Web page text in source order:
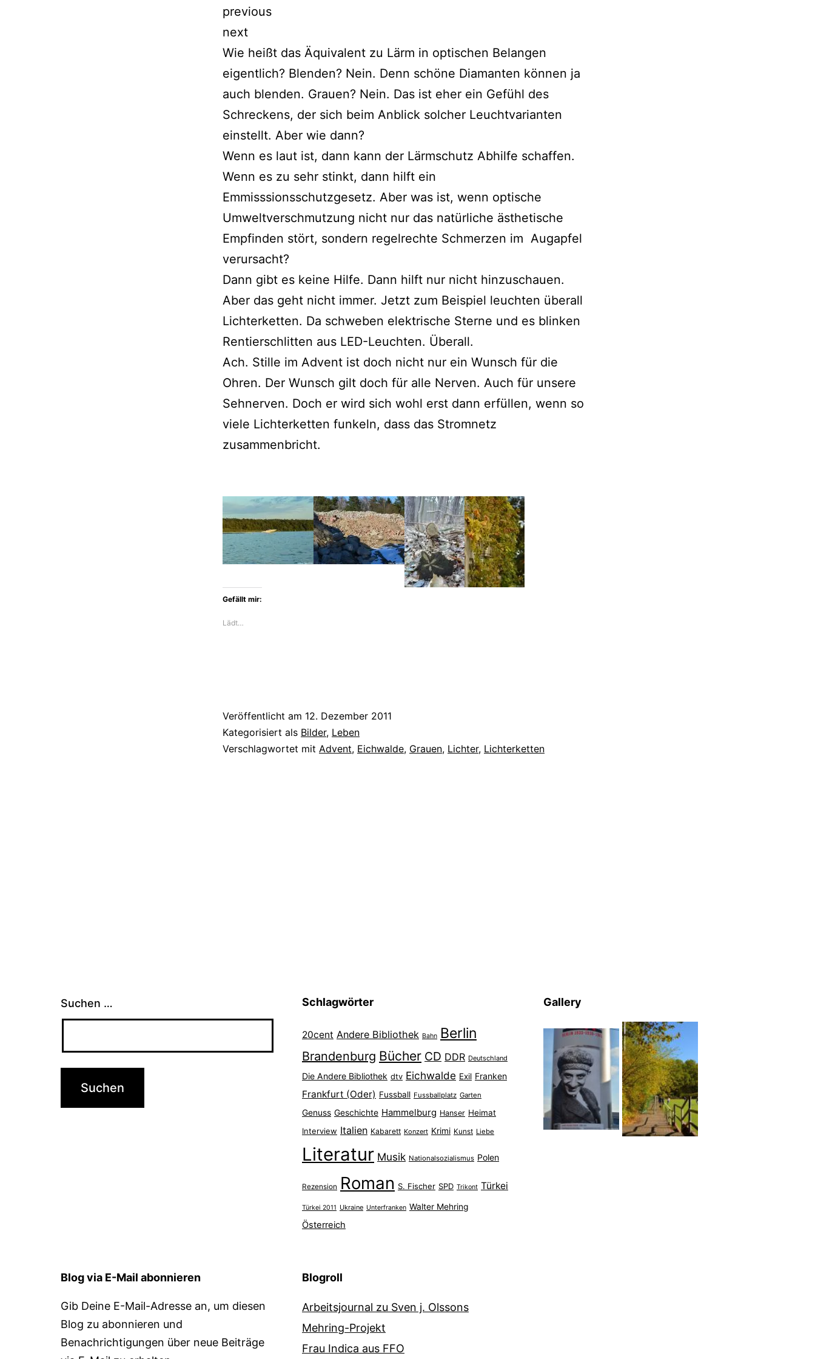
previous
next
Wie heißt das Äquivalent zu Lärm in optischen Belangen
eigentlich? Blenden? Nein. Denn schöne Diamanten können ja
auch blenden. Grauen? Nein. Das ist eher ein Gefühl des
Schreckens, der sich beim Anblick solcher Leuchtvarianten
einstellt. Aber wie dann?
Wenn es laut ist, dann kann der Lärmschutz Abhilfe schaffen.
Wenn es zu sehr stinkt, dann hilft ein
Emmisssionsschutzgesetz. Aber was ist, wenn optische
Umweltverschmutzung nicht nur das natürliche ästhetische
Empfinden stört, sondern regelrechte Schmerzen im Augapfel
verursacht?
Dann gibt es keine Hilfe. Dann hilft nur nicht hinzuschauen.
Aber das geht nicht immer. Jetzt zum Beispiel leuchten überall
Lichterketten. Da schweben elektrische Sterne und es blinken
Rentierschlitten aus LED-Leuchten. Überall.
Ach. Stille im Advent ist doch nicht nur ein Wunsch für die
Ohren. Der Wunsch gilt doch für alle Nerven. Auch für unsere
Sehnerven. Doch er wird sich wohl erst dann erfüllen, wenn so
viele Lichterketten funkeln, dass das Stromnetz
zusammenbricht.
Gefällt mir:
Lädt…
Veröffentlicht am 12. Dezember 2011
Kategorisiert als Bilder, Leben
Verschlagwortet mit Advent, Eichwalde, Grauen, Lichter, Lichterketten
Suchen … Schlagwörter
20cent Andere Bibliothek Bahn Berlin
Brandenburg Bücher CD DDR Deutschland
Die Andere Bibliothek dtv Eichwalde Exil Franken
Frankfurt (Oder) Fussball Fussballplatz Garten
Genuss Geschichte Hammelburg Hanser Heimat
Interview Italien Kabarett Konzert Krimi Kunst Liebe
Literatur Musik Nationalsozialismus Polen
Rezension Roman S. Fischer SPD Trikont Türkei
Türkei 2011 Ukraine Unterfranken Walter Mehring
Österreich
Gallery
Blog via E-Mail abonnieren
Gib Deine E-Mail-Adresse an, um diesen
Blog zu abonnieren und
Benachrichtigungen über neue Beiträge
Blogroll
Arbeitsjournal zu Sven j. Olssons
Mehring-Projekt
Frau Indica aus FFO